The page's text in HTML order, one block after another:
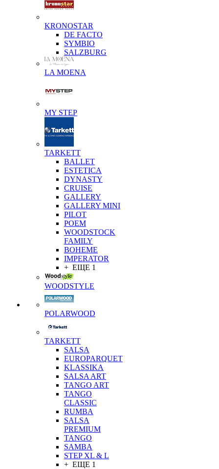
KRONOSTAR
DE FACTO
SYMBIO
SALZBURG
LA MOENA
MY STEP
TARKETT
BALLET
ESTETICA
DYNASTY
CRUISE
GALLERY
GALLERY MINI
PILOT
POEM
WOODSTOCK
FAMILY
BOHEME
IMPERATOR
+ ЕЩЕ 1
WOODSTYLE
POLARWOOD
TARKETT
SALSA
EUROPARQUET
KLASSIKA
SALSA ART
TANGO ART
TANGO
CLASSIC
RUMBA
SALSA
PREMIUM
TANGO
SAMBA
STEP XL & L
+ ЕЩЕ 1